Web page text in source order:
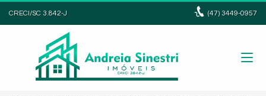
CRECI/SC 3.842-J (47)3449-0957